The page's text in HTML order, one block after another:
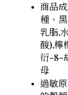
商品
種、
乳脂,
酸),檸
衍-8-
母
過敏原